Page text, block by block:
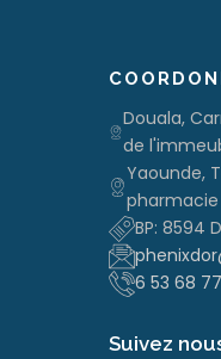
Douala,
de
Yaounde,
pharmacie
BP: 8594
6 53 68
Suivez